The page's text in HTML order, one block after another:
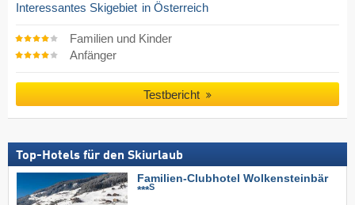
Interessantes Skigebiet in Österreich
Familien und Kinder
Anfänger
Testbericht
Top-Hotels für den Skiurlaub
Familien-Clubhotel Wolkensteinbär
***S